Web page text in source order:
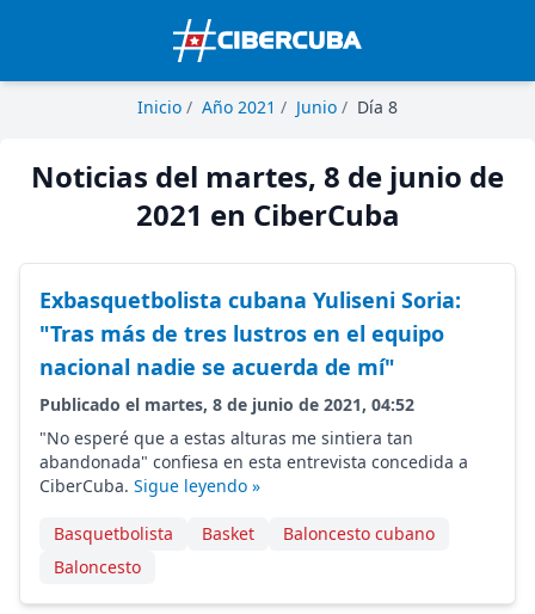
Inicio / Año 2021 / Junio / Día 8
Noticias del martes, 8 de junio de
2021 en CiberCuba
Exbasquetbolista cubana Yuliseni Soria:
"Tras más de tres lustros en el equipo
nacional nadie se acuerda de mí"
Publicado el martes, 8 de junio de 2021, 04:52
"No esperé que a estas alturas me sintiera tan
abandonada" confiesa en esta entrevista concedida a
CiberCuba. Sigue leyendo »
Basquetbolista Basket
Baloncesto cubano
Baloncesto